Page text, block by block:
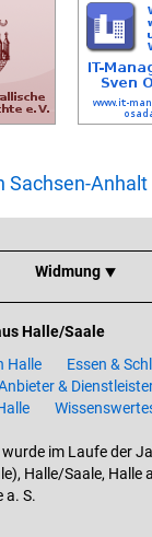
Sachsen-Anhalt
Widmung ⯆
Halle/Saale
Halle
Essen &
&
wurde im Laufe der
Halle/Saale, Halle
a. S.